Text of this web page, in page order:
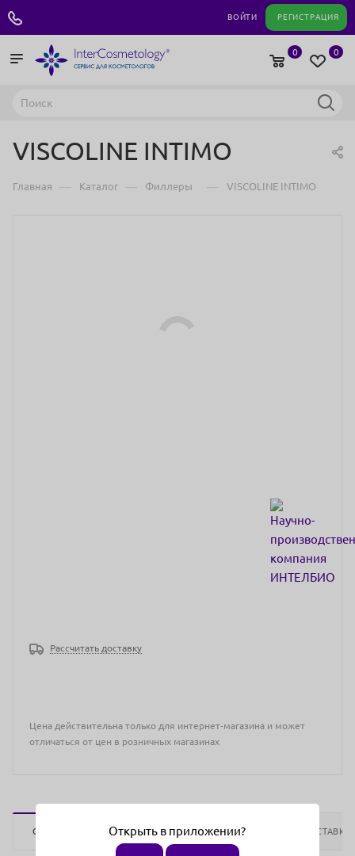
ВОЙТИ РЕГИСТРАЦИЯ
0
0
VISCOLINE INTIMO
Главная — Каталог — Филлеры — VISCOLINE INTIMO
Рассчитать доставку
Цена действительна только для интернет-магазина и может
отличаться от цен в розничных магазинах
ОПИСАНИЕ ОТЗЫВЫ ОПЛАТА ДОСТАВКА
Открыть в приложении?